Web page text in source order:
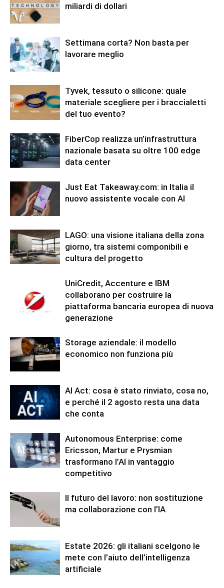
miliardi di dollari
Settimana corta? Non basta per
lavorare meglio
Tyvek, tessuto o silicone: quale
materiale scegliere per i braccialetti
del tuo evento?
FiberCop realizza un’infrastruttura
nazionale basata su oltre 100 edge
data center
Just Eat Takeaway.com: in Italia il
nuovo assistente vocale con AI
LAGO: una visione italiana della zona
giorno, tra sistemi componibili e
cultura del progetto
UniCredit, Accenture e IBM
collaborano per costruire la
piattaforma bancaria europea di nuova
generazione
Storage aziendale: il modello
economico non funziona più
AI Act: cosa è stato rinviato, cosa no,
e perché il 2 agosto resta una data
che conta
Autonomous Enterprise: come
Ericsson, Martur e Prysmian
trasformano l’AI in vantaggio
competitivo
Il futuro del lavoro: non sostituzione
ma collaborazione con l’IA
Estate 2026: gli italiani scelgono le
mete con l’aiuto dell’intelligenza
artificiale